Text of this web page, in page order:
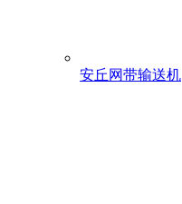
安丘网带输送机